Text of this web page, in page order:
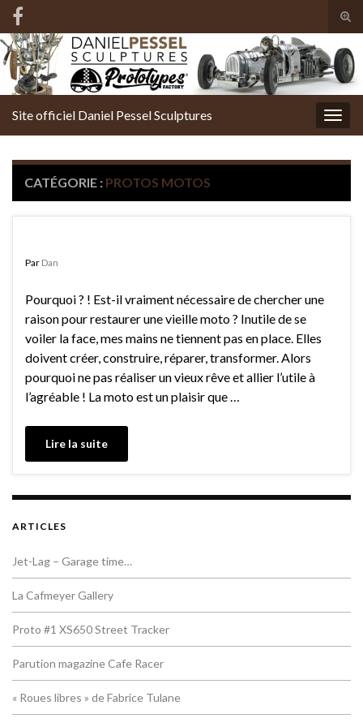
Search for:
Site officiel Daniel Pessel Sculptures
CATÉGORIE : PROTOS MOTOS
Par Dan
Pourquoi ? ! Est-il vraiment nécessaire de chercher une
raison pour restaurer une vieille moto ? Inutile de se
voiler la face, mes mains ne tiennent pas en place. Elles
doivent créer, construire, réparer, transformer. Alors
pourquoi ne pas réaliser un vieux rêve et allier l’utile à
l’agréable ! La moto est un plaisir que …
Lire la suite
ARTICLES
Jet-Lag – Garage time…
La Cafmeyer Gallery
Proto #1 XS650 Street Tracker
Parution magazine Cafe Racer
« Roues libres » de Fabrice Tulane